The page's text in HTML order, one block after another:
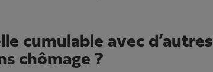
cumulable avec
chômage ?